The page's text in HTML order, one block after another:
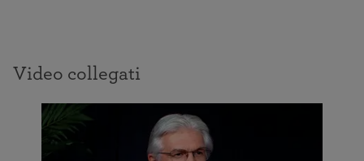
Video collegati